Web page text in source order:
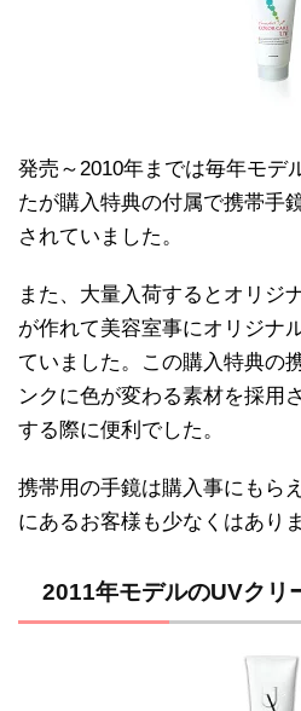
発売～2010年までは毎年モデ
たが購入特典の付属で携帯手
されていました。
また、大量入荷するとオリジ
が作れて美容室事にオリジナ
ていました。この購入特典の
ンクに色が変わる素材を採用
する際に便利でした。
携帯用の手鏡は購入事にもら
にあるお客様も少なくはあり
2011年モデルのUVクリ